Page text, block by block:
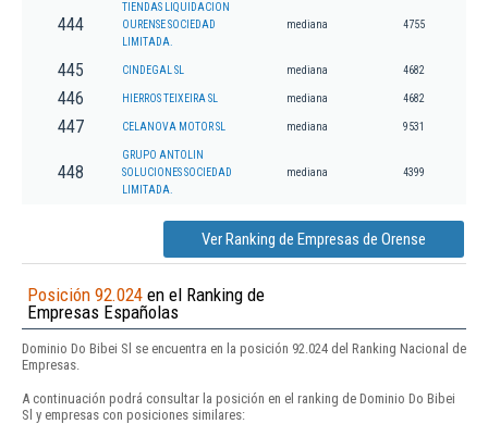
444
TIENDAS LIQUIDACION
OURENSE SOCIEDAD
LIMITADA.
mediana 4755
445 CINDEGAL SL mediana 4682
446 HIERROS TEIXEIRA SL mediana 4682
447 CELANOVA MOTOR SL mediana 9531
448
GRUPO ANTOLIN
SOLUCIONES SOCIEDAD
LIMITADA.
mediana 4399
Ver Ranking de Empresas de Orense
Posición 92.024 en el Ranking de
Empresas Españolas
Dominio Do Bibei Sl se encuentra en la posición 92.024 del Ranking Nacional de
Empresas.
A continuación podrá consultar la posición en el ranking de Dominio Do Bibei
Sl y empresas con posiciones similares: